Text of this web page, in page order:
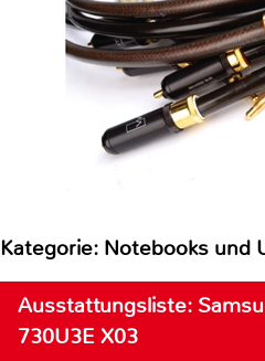
Kategorie: Notebooks und
Ausstattungsliste:
730U3E X03